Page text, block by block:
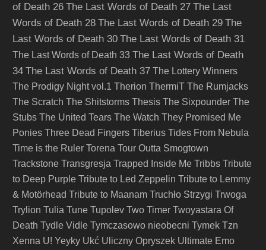
of Death 26 The Last Words of Death 27 The Last
Words of Death 28 The Last Words of Death 29 The
Last Words of Death 30 The Last Words of Death 31
The Last Words of Death 33 The Last Words of Death
34 The Last Words of Death 37 The Lottery Winners
The Prodigy Night vol.1 Therion ThermiT The Rumjacks
The Scratch The Shitstorms Thesis The Sixpounder The
Stubs The United Tears The Watch They Promised Me
Ponies Three Dead Fingers Tiberius Tides From Nebula
Time is the Ruler Torena Tour Outta Smogtown
Trackstone Transgresja Trapped Inside Me Tribbs Tribute
to Deep Purple Tribute to Led Zeppelin Tribute to Lemmy
& Motörhead Tribute to Maanam Truchło Strzygi Trwoga
Trylion Tulia Tune Tupolev Two Timer Twoyastara Of
Death Tydle Vidle Tymczasowo nieobecni Tymek Tzn
Xenna U! Yeyky Ukć Uliczny Opryszek Ultimate Emo